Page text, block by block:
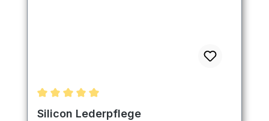
Durchschnittliche Bewertung von 5 von 5 Sternen
Silicon Lederpflege